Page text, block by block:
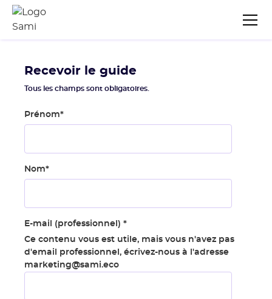
Recevoir le guide
Tous les champs sont obligatoires.
Prénom*
Nom*
E-mail (professionnel) *
Ce contenu vous est utile, mais vous n'avez pas
d'email professionnel, écrivez-nous à l'adresse
marketing@sami.eco